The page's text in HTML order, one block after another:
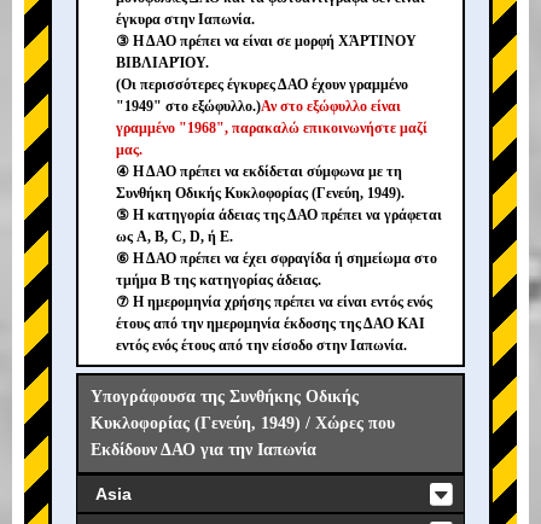
έγκυρα στην Ιαπωνία.
③ Η ΔΑΟ πρέπει να είναι σε μορφή ΧΆΡΤΙΝΟΥ
ΒΙΒΛΙΑΡΊΟΥ.
(Οι περισσότερες έγκυρες ΔΑΟ έχουν γραμμένο
"1949" στο εξώφυλλο.)Αν στο εξώφυλλο είναι
γραμμένο "1968", παρακαλώ επικοινωνήστε μαζί
μας.
④ Η ΔΑΟ πρέπει να εκδίδεται σύμφωνα με τη
Συνθήκη Οδικής Κυκλοφορίας (Γενεύη, 1949).
⑤ Η κατηγορία άδειας της ΔΑΟ πρέπει να γράφεται
ως A, B, C, D, ή E.
⑥ Η ΔΑΟ πρέπει να έχει σφραγίδα ή σημείωμα στο
τμήμα B της κατηγορίας άδειας.
⑦ Η ημερομηνία χρήσης πρέπει να είναι εντός ενός
έτους από την ημερομηνία έκδοσης της ΔΑΟ ΚΑΙ
εντός ενός έτους από την είσοδο στην Ιαπωνία.
Υπογράφουσα της Συνθήκης Οδικής
Κυκλοφορίας (Γενεύη, 1949) / Χώρες που
Εκδίδουν ΔΑΟ για την Ιαπωνία
Asia